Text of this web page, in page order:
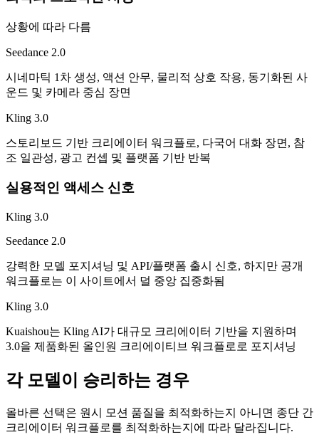
상황에 따라 다름
Seedance 2.0
시네마틱 1차 생성, 액션 안무, 물리적 상호 작용, 동기화된 사
운드 및 카메라 중심 장면
Kling 3.0
스토리보드 기반 크리에이터 워크플로, 다국어 대화 장면, 참
조 일관성, 광고 컨셉 및 플랫폼 기반 반복
실용적인 액세스 신호
Kling 3.0
Seedance 2.0
강력한 모델 포지셔닝 및 API/플랫폼 출시 신호, 하지만 공개
워크플로는 이 사이트에서 덜 중앙 집중화됨
Kling 3.0
Kuaishou는 Kling AI가 대규모 크리에이터 기반을 지원하며
3.0을 제품화된 올인원 크리에이티브 워크플로로 포지셔닝
각 모델이 승리하는 경우
올바른 선택은 원시 모션 품질을 최적화하는지 아니면 종단 간
크리에이터 워크플로를 최적화하는지에 따라 달라집니다.